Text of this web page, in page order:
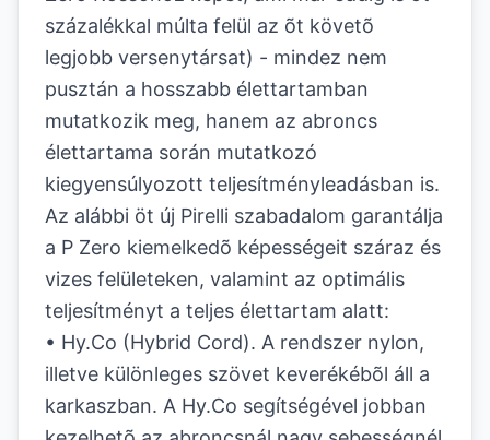
százalékkal múlta felül az õt követõ
legjobb versenytársat) - mindez nem
pusztán a hosszabb élettartamban
mutatkozik meg, hanem az abroncs
élettartama során mutatkozó
kiegyensúlyozott teljesítményleadásban is.
Az alábbi öt új Pirelli szabadalom garantálja
a P Zero kiemelkedõ képességeit száraz és
vizes felületeken, valamint az optimális
teljesítményt a teljes élettartam alatt:
• Hy.Co (Hybrid Cord). A rendszer nylon,
illetve különleges szövet keverékébõl áll a
karkaszban. A Hy.Co segítségével jobban